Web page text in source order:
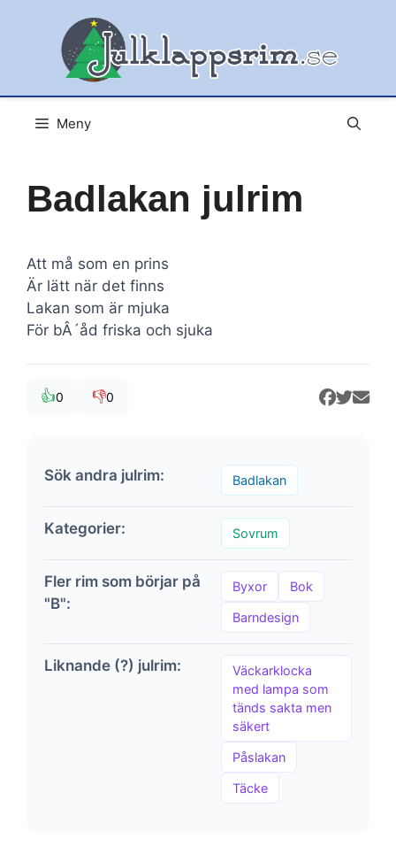
Meny
Badlakan julrim
Att må som en prins
Är lätt när det finns
Lakan som är mjuka
För bÂ´åd friska och sjuka
👍0 👎0
Sök andra julrim: Badlakan
Kategorier: Sovrum
Fler rim som börjar på
"B":
Byxor Bok
Barndesign
Liknande (?) julrim:
Väckarklocka
med lampa som
tänds sakta men
säkert
Påslakan
Täcke